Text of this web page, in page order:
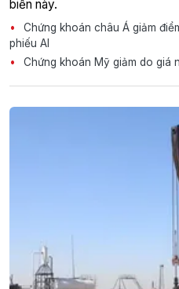
biển này.
Chứng khoán châu Á giảm
phiếu AI
Chứng khoán Mỹ giảm do giá